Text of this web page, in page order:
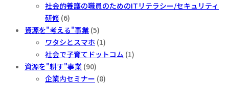
社会的養護の職員のためのITリテラシー/セキュリティ
研修 (6)
資源を"考える"事業 (5)
ワタシとスマホ (1)
社会で子育てドットコム (1)
資源を"耕す"事業 (90)
企業内セミナー (8)